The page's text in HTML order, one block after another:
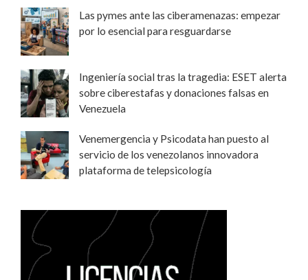
Las pymes ante las ciberamenazas: empezar
por lo esencial para resguardarse
Ingeniería social tras la tragedia: ESET alerta
sobre ciberestafas y donaciones falsas en
Venezuela
Venemergencia y Psicodata han puesto al
servicio de los venezolanos innovadora
plataforma de telepsicología